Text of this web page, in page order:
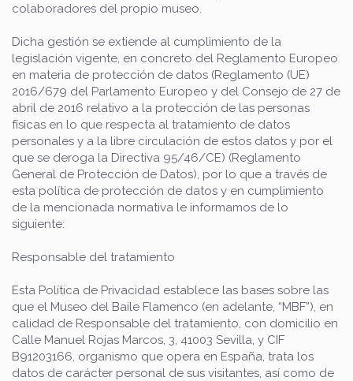
colaboradores del propio museo.
Dicha gestión se extiende al cumplimiento de la
legislación vigente, en concreto del Reglamento Europeo
en materia de protección de datos (Reglamento (UE)
2016/679 del Parlamento Europeo y del Consejo de 27 de
abril de 2016 relativo a la protección de las personas
físicas en lo que respecta al tratamiento de datos
personales y a la libre circulación de estos datos y por el
que se deroga la Directiva 95/46/CE) (Reglamento
General de Protección de Datos), por lo que a través de
esta política de protección de datos y en cumplimiento
de la mencionada normativa le informamos de lo
siguiente:
Responsable del tratamiento
Esta Política de Privacidad establece las bases sobre las
que el Museo del Baile Flamenco (en adelante, “MBF”), en
calidad de Responsable del tratamiento, con domicilio en
Calle Manuel Rojas Marcos, 3, 41003 Sevilla, y CIF
B91203166, organismo que opera en España, trata los
datos de carácter personal de sus visitantes, así como de